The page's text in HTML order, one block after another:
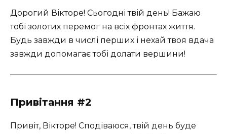
Дорогий Вікторе! Сьогодні твій день! Бажаю
тобі золотих перемог на всіх фронтах життя.
Будь завжди в числі перших і нехай твоя вдача
завжди допомагає тобі долати вершини!
Привітання #2
Привіт, Вікторе! Сподіваюся, твій день буде